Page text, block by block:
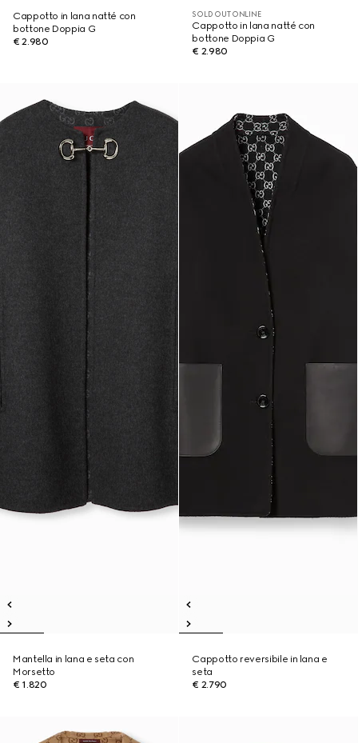
Cappotto in lana natté con
bottone Doppia G
€ 2.980
SOLD OUT ONLINE
Cappotto in lana natté con
bottone Doppia G
€ 2.980
Mantella in lana e seta con
Morsetto
€ 1.820
Cappotto reversibile in lana e
seta
€ 2.790